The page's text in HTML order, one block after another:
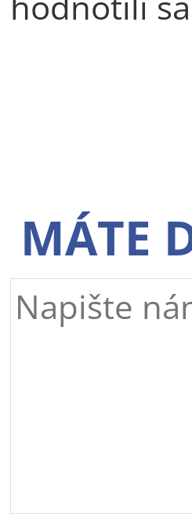
MÁTE